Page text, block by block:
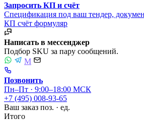
Запросить КП и счёт
Спецификация под ваш тендер,
КП счёт формуляр
Написать в мессенджер
Подбор SKU за пару сообщений.
M
Позвонить
Пн–Пт · 9:00–18:00 МСК
+7 (495) 008-93-65
Ваш заказ поз. · ед.
Итого